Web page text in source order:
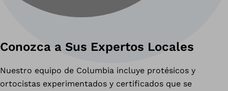
Conozca a Sus Expertos Locales
Nuestro equipo de Columbia incluye protésicos y
ortocistas experimentados y certificados que se